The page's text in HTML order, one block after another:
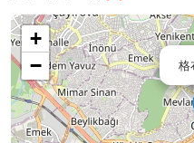
格
+
−